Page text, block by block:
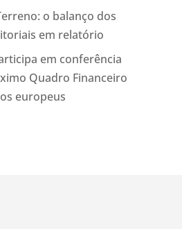
o balanço dos
em relatório
em conferência
Quadro Financeiro
europeus